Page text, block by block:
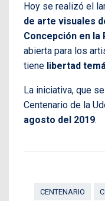
Hoy se realizó el
de arte visuales
Concepción en la
abierta para los
tiene libertad
La iniciativa, que
Centenario de la
agosto del 2019.
CENTENARIO